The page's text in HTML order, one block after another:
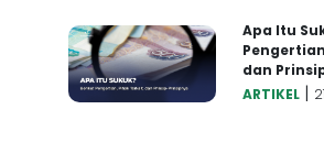
Apa Itu
dan
ARTIKEL |